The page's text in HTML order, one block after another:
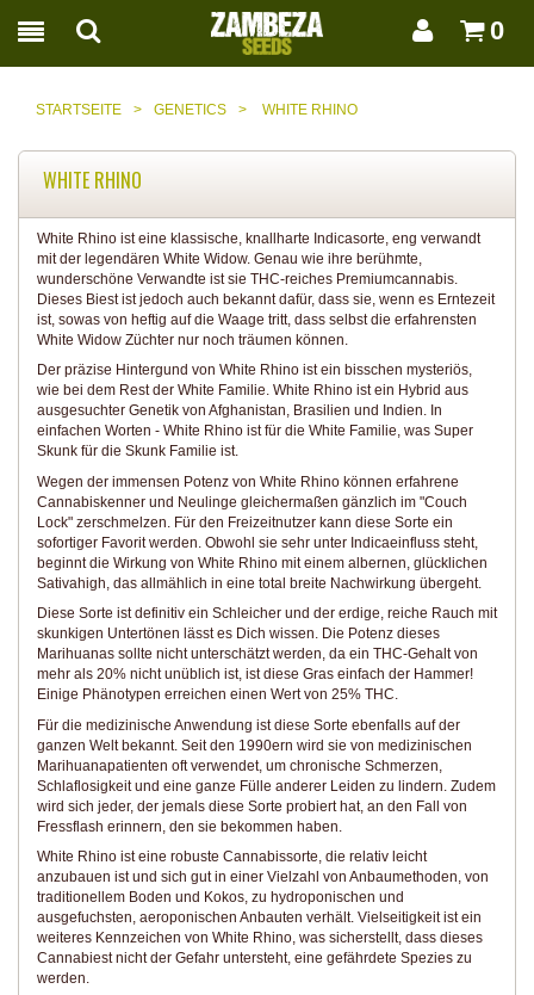
0
STARTSEITE > GENETICS > WHITE RHINO
WHITE RHINO
White Rhino ist eine klassische, knallharte Indicasorte, eng verwandt
mit der legendären White Widow. Genau wie ihre berühmte,
wunderschöne Verwandte ist sie THC-reiches Premiumcannabis.
Dieses Biest ist jedoch auch bekannt dafür, dass sie, wenn es Erntezeit
ist, sowas von heftig auf die Waage tritt, dass selbst die erfahrensten
White Widow Züchter nur noch träumen können.
Der präzise Hintergund von White Rhino ist ein bisschen mysteriös,
wie bei dem Rest der White Familie. White Rhino ist ein Hybrid aus
ausgesuchter Genetik von Afghanistan, Brasilien und Indien. In
einfachen Worten - White Rhino ist für die White Familie, was Super
Skunk für die Skunk Familie ist.
Wegen der immensen Potenz von White Rhino können erfahrene
Cannabiskenner und Neulinge gleichermaßen gänzlich im "Couch
Lock" zerschmelzen. Für den Freizeitnutzer kann diese Sorte ein
sofortiger Favorit werden. Obwohl sie sehr unter Indicaeinfluss steht,
beginnt die Wirkung von White Rhino mit einem albernen, glücklichen
Sativahigh, das allmählich in eine total breite Nachwirkung übergeht.
Diese Sorte ist definitiv ein Schleicher und der erdige, reiche Rauch mit
skunkigen Untertönen lässt es Dich wissen. Die Potenz dieses
Marihuanas sollte nicht unterschätzt werden, da ein THC-Gehalt von
mehr als 20% nicht unüblich ist, ist diese Gras einfach der Hammer!
Einige Phänotypen erreichen einen Wert von 25% THC.
Für die medizinische Anwendung ist diese Sorte ebenfalls auf der
ganzen Welt bekannt. Seit den 1990ern wird sie von medizinischen
Marihuanapatienten oft verwendet, um chronische Schmerzen,
Schlaflosigkeit und eine ganze Fülle anderer Leiden zu lindern. Zudem
wird sich jeder, der jemals diese Sorte probiert hat, an den Fall von
Fressflash erinnern, den sie bekommen haben.
White Rhino ist eine robuste Cannabissorte, die relativ leicht
anzubauen ist und sich gut in einer Vielzahl von Anbaumethoden, von
traditionellem Boden und Kokos, zu hydroponischen und
ausgefuchsten, aeroponischen Anbauten verhält. Vielseitigkeit ist ein
weiteres Kennzeichen von White Rhino, was sicherstellt, dass dieses
Cannabiest nicht der Gefahr untersteht, eine gefährdete Spezies zu
werden.